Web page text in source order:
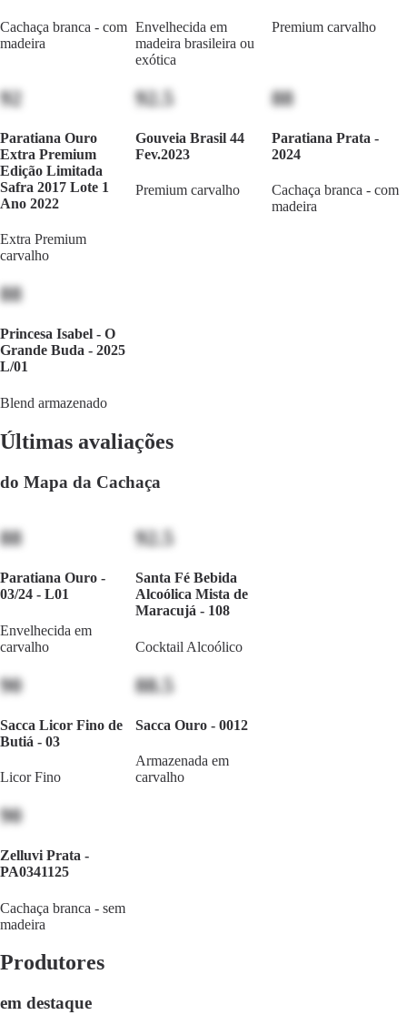
Cachaça branca - com
madeira
Envelhecida em
madeira brasileira ou
exótica
Premium carvalho
92
Paratiana Ouro
Extra Premium
Edição Limitada
Safra 2017 Lote 1
Ano 2022
Extra Premium
carvalho
92.5
Gouveia Brasil 44
Fev.2023
Premium carvalho
88
Paratiana Prata -
2024
Cachaça branca - com
madeira
88
Princesa Isabel - O
Grande Buda - 2025
L/01
Blend armazenado
Últimas avaliações
do Mapa da Cachaça
88
Paratiana Ouro -
03/24 - L01
Envelhecida em
carvalho
92.5
Santa Fé Bebida
Alcoólica Mista de
Maracujá - 108
Cocktail Alcoólico
90
Sacca Licor Fino de
Butiá - 03
Licor Fino
88.5
Sacca Ouro - 0012
Armazenada em
carvalho
90
Zelluvi Prata -
PA0341125
Cachaça branca - sem
madeira
Produtores
em destaque